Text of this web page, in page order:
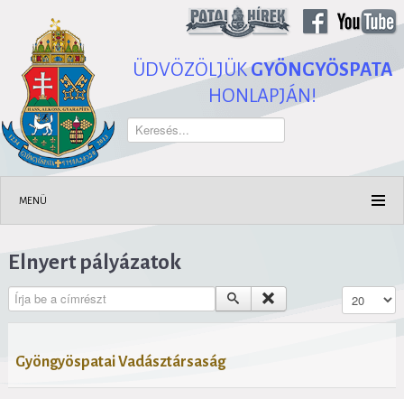
ÜDVÖZÖLJÜKGYÖNGYÖSPATA
HONLAPJÁN!
Keresés...
MENÜ
Elnyert pályázatok
Írja be a címrészt
Gyöngyöspatai Vadásztársaság